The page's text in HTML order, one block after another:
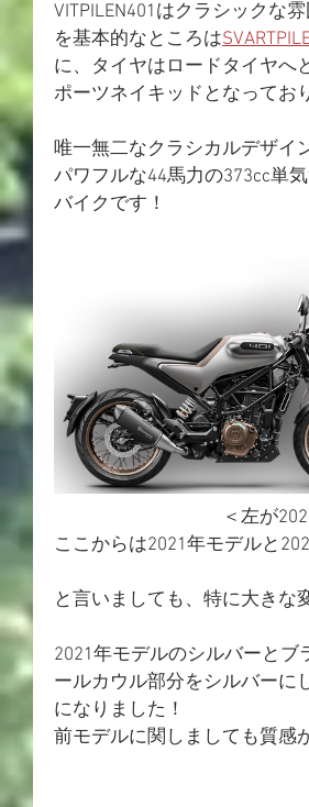
VITPILEN401はクラシックな
を基本的なところは
に、タイヤはロードタイヤへ
ポーツネイキッドとなってお
唯一無二なクラシカルデザイ
パワフルな44馬力の373cc単
バイクです！
＜左が
ここからは2021年モデルと
と言いましても、特に大きな
2021年モデルのシルバーと
ールカウル部分をシルバーに
になりました！
前モデルに関しましても質感